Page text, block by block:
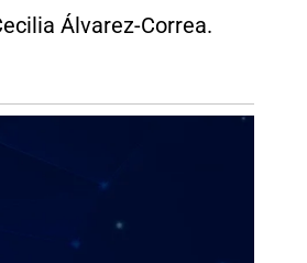
Álvarez-Correa.